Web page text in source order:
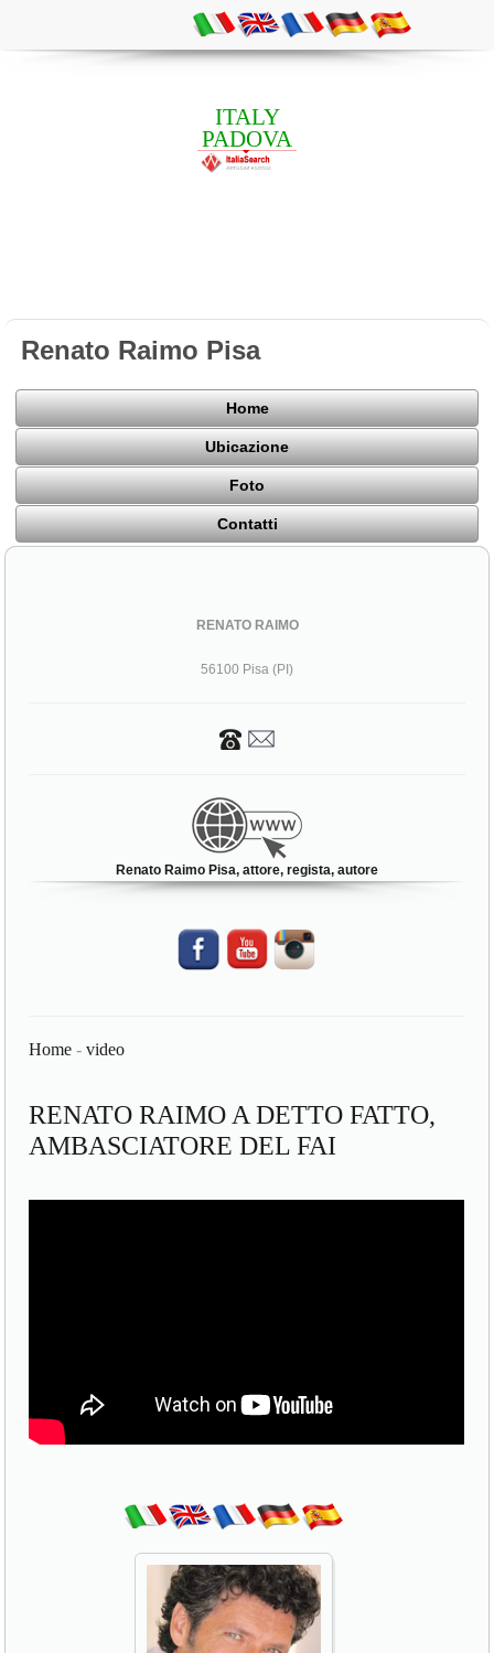
ITALY
PADOVA
Renato Raimo Pisa
Home
Ubicazione
Foto
Contatti
RENATO RAIMO
56100 Pisa (PI)
Renato Raimo Pisa, attore, regista, autore
Home -video
RENATO RAIMO A DETTO FATTO,
AMBASCIATORE DEL FAI